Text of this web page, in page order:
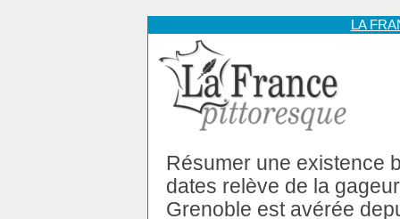
LA
Résumer une existence
dates relève de la
Grenoble est avérée